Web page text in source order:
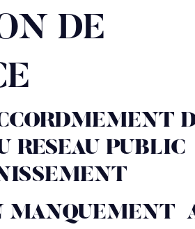
DE
RESEAU PUBLIC
MANQUEMENT